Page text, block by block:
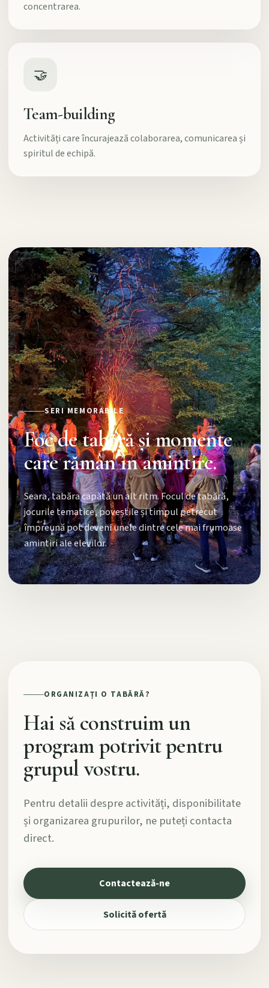
concentrarea.
🤝
Team-building
Activități care încurajează colaborarea, comunicarea și
spiritul de echipă.
SERI MEMORABILE
Foc de tabără și momente
care rămân în amintire.
Seara, tabăra capătă un alt ritm. Focul de tabără,
jocurile tematice, poveștile și timpul petrecut
împreună pot deveni unele dintre cele mai frumoase
amintiri ale elevilor.
ORGANIZAȚI O TABĂRĂ?
Hai să construim un
program potrivit pentru
grupul vostru.
Pentru detalii despre activități, disponibilitate
și organizarea grupurilor, ne puteți contacta
direct.
Contactează-ne
Solicită ofertă